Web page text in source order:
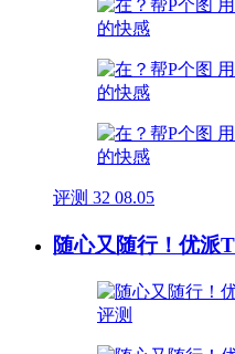
评测 32 08.05
随心又随行！优派